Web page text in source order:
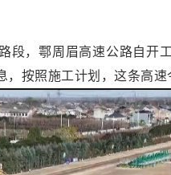
段，鄠周眉高速公路自开
按照施工计划，这条高速